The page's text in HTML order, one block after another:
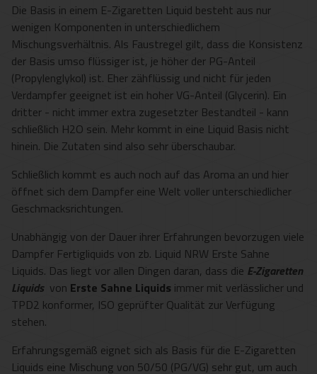
Die Basis in einem E-Zigaretten Liquid besteht aus nur
wenigen Komponenten in unterschiedlichem
Mischungsverhältnis. Als Faustregel gilt, dass die Konsistenz
der Basis umso flüssiger ist, je höher der PG-Anteil
(Propylenglykol) ist. Eher zähflüssig und nicht für jeden
Verdampfer geeignet ist ein hoher VG-Anteil (Glycerin). Ein
dritter - nicht immer extra zugesetzter Bestandteil - kann
schließlich H2O sein. Mehr kommt in eine Liquid Basis nicht
hinein. Die Zutaten sind also sehr überschaubar.
Schließlich kommt es auch noch auf das Aroma an und hier
öffnet sich dem Dampfer eine Welt voller unterschiedlicher
Geschmacksrichtungen.
Unabhängig von der Dauer ihrer Erfahrungen bevorzugen viele
Dampfer Fertigliquids von zb. Liquid NRW Erste Sahne
Liquids. Das liegt vor allen Dingen daran, dass die E-Zigaretten
Liquids von Erste Sahne Liquids immer mit verlässlicher und
TPD2 konformer, ISO geprüfter Qualität zur Verfügung
stehen.
Erfahrungsgemäß eignet sich als Basis für die E-Zigaretten
Liquids eine Mischung von 50/50 (PG/VG) sehr gut, um auch